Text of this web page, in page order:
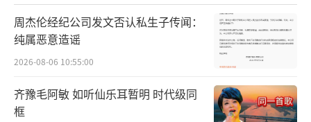
周杰伦经纪公司发文否认私生子传闻：
纯属恶意造谣
2026-08-06 10:55:00
齐豫毛阿敏 如听仙乐耳暂明 时代级同
框